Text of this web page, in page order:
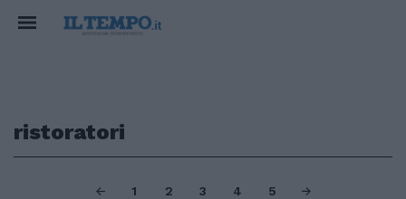
ristoratori
1 2 3 4 5